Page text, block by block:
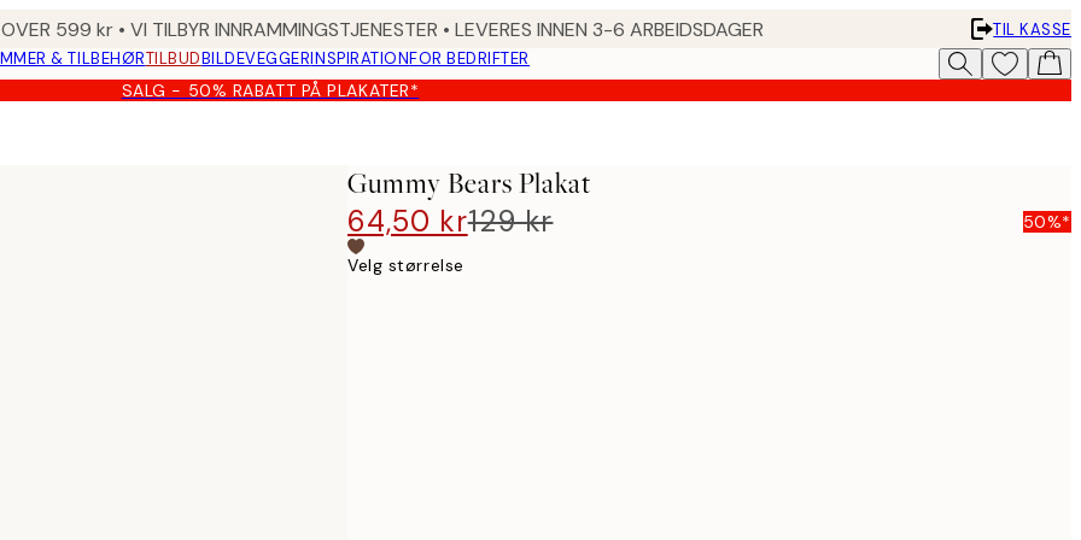
599 kr • VI TILBYR INNRAMMINGSTJENESTER • LEVERES INNEN 3-6 ARBEIDSDAGER
TIL KASSE
& TILBEHØRTILBUDBILDEVEGGERINSPIRATIONFOR BEDRIFTER
SALG - 50% RABATT PÅ PLAKATER*
Gummy Bears Plakat
64,50 kr129 kr 50%*
Velg størrelse